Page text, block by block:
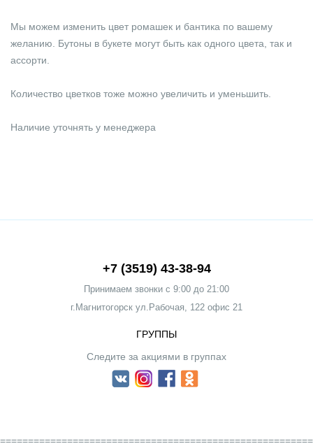
Мы можем изменить цвет ромашек и бантика по вашему
желанию. Бутоны в букете могут быть как одного цвета, так и
ассорти.
Количество цветков тоже можно увеличить и уменьшить.
Наличие уточнять у менеджера
+7 (3519) 43-38-94
Принимаем звонки c 9:00 до 21:00
г.Магнитогорск ул.Рабочая, 122 офис 21
ГРУППЫ
Следите за акциями в группах